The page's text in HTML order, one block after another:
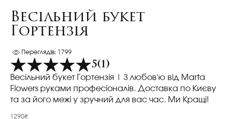
Весільний букет
Гортензія
Переглядів: 1799
5(1)
Весільний букет Гортензія | З любов'ю від Marta
Flowers руками професіоналів. Доставка по Києву
та за його межі у зручний для вас час. Ми Кращі!
1290₴